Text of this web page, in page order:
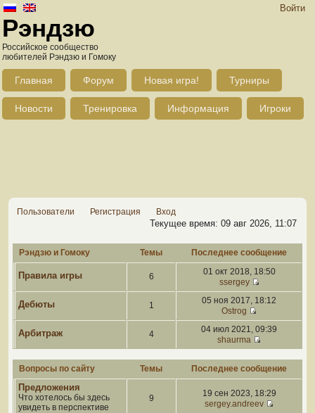
Войти
Рэндзю
Российское сообщество
любителей Рэндзю и Гомоку
Главная Форум Новая игра! Турниры
Новости Тренировка Информация Игроки
Пользователи Регистрация Вход
Текущее время: 09 авг 2026, 11:07
Рэндзю и Гомоку Темы Последнее сообщение
Правила игры 6
01 окт 2018, 18:50
ssergey
Дебюты 1
05 ноя 2017, 18:12
Ostrog
Арбитраж 4
04 июл 2021, 09:39
shaurma
Вопросы по сайту Темы Последнее сообщение
Предложения
Что хотелось бы здесь
увидеть в перспективе
9
19 сен 2023, 18:29
sergey.andreev